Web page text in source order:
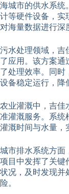
海城市的供水系统
计等硬件设备，实
对海量数据进行深
污水处理领域，吉
了应用。该方案通
了处理效率。同时
设备稳定运行，降
农业灌溉中，吉佳
准灌溉服务。系统
灌溉时间与水量，
城市排水系统方面
项目中发挥了关键
状况，及时发现并
险。